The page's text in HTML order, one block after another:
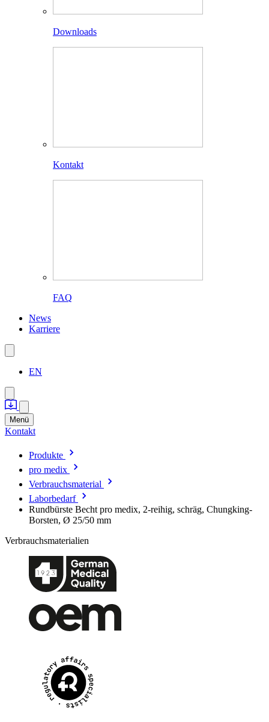
Downloads
Kontakt
FAQ
News
Karriere
EN
Menü
Kontakt
Produkte
pro medix
Verbrauchsmaterial
Laborbedarf
Rundbürste Becht pro medix, 2-reihig, schräg, Chungking-
Borsten, Ø 25/50 mm
Verbrauchsmaterialien